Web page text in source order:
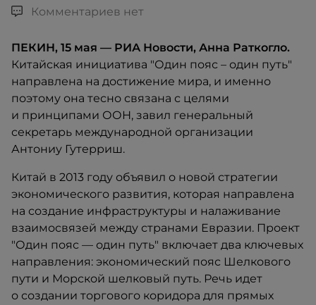
Комментариев нет
ПЕКИН, 15 мая — РИА Новости, Анна Раткогло.
Китайская инициатива "Один пояс – один путь"
направлена на достижение мира, и именно
поэтому она тесно связана с целями
и принципами ООН, завил генеральный
секретарь международной организации
Антониу Гутерриш.
Китай в 2013 году объявил о новой стратегии
экономического развития, которая направлена
на создание инфраструктуры и налаживание
взаимосвязей между странами Евразии. Проект
"Один пояс — один путь" включает два ключевых
направления: экономический пояс Шелкового
пути и Морской шелковый путь. Речь идет
о создании торгового коридора для прямых